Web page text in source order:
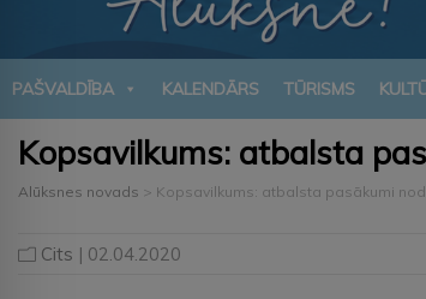
PAŠVALDĪBA KALENDĀRS TŪRISMS
Kopsavilkums: atbalsta
Alūksnes novads > Kopsavilkums: atbalsta pasākumi
Cits | 02.04.2020